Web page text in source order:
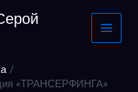
«ТРАНСЕРФИНГА»